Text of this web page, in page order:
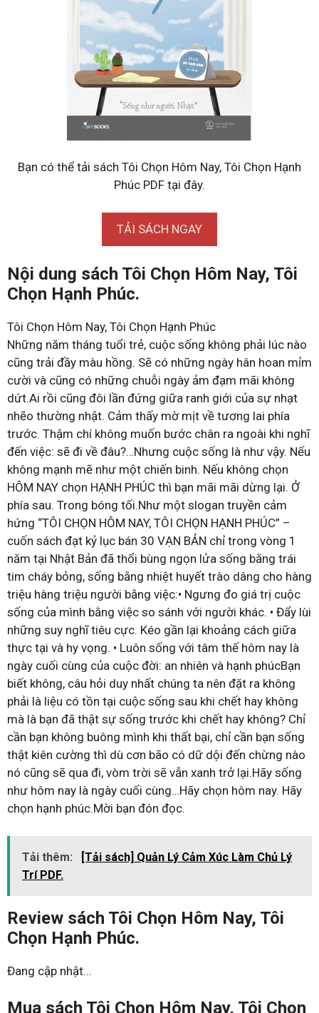
Bạn có thể tải sách Tôi Chọn Hôm Nay, Tôi Chọn Hạnh
Phúc PDF tại đây.
TẢI SÁCH NGAY
Nội dung sách Tôi Chọn Hôm Nay, Tôi
Chọn Hạnh Phúc.
Tôi Chọn Hôm Nay, Tôi Chọn Hạnh Phúc
Những năm tháng tuổi trẻ, cuộc sống không phải lúc nào
cũng trải đầy màu hồng. Sẽ có những ngày hân hoan mỉm
cười và cũng có những chuỗi ngày ảm đạm mãi không
dứt.Ai rồi cũng đôi lần đứng giữa ranh giới của sự nhạt
nhẽo thường nhật. Cảm thấy mờ mịt về tương lai phía
trước. Thậm chí không muốn bước chân ra ngoài khi nghĩ
đến việc: sẽ đi về đâu?…Nhưng cuộc sống là như vậy. Nếu
không mạnh mẽ như một chiến binh. Nếu không chọn
HÔM NAY chọn HẠNH PHÚC thì bạn mãi mãi dừng lại. Ở
phía sau. Trong bóng tối.Như một slogan truyền cảm
hứng “TÔI CHỌN HÔM NAY, TÔI CHỌN HẠNH PHÚC” –
cuốn sách đạt kỷ lục bán 30 VẠN BẢN chỉ trong vòng 1
năm tại Nhật Bản đã thổi bùng ngọn lửa sống bằng trái
tim cháy bỏng, sống bằng nhiệt huyết trào dâng cho hàng
triệu hàng triệu người bằng việc:• Ngưng đo giá trị cuộc
sống của mình bằng việc so sánh với người khác. • Đẩy lùi
những suy nghĩ tiêu cực. Kéo gần lại khoảng cách giữa
thực tại và hy vọng. • Luôn sống với tâm thế hôm nay là
ngày cuối cùng của cuộc đời: an nhiên và hạnh phúcBạn
biết không, câu hỏi duy nhất chúng ta nên đặt ra không
phải là liệu có tồn tại cuộc sống sau khi chết hay không
mà là bạn đã thật sự sống trước khi chết hay không? Chỉ
cần bạn không buông mình khi thất bại, chỉ cần bạn sống
thật kiên cường thì dù cơn bão có dữ dội đến chừng nào
nó cũng sẽ qua đi, vòm trời sẽ vẫn xanh trở lại.Hãy sống
như hôm nay là ngày cuối cùng…Hãy chọn hôm nay. Hãy
chọn hạnh phúc.Mời bạn đón đọc.
Tải thêm:
[Tải sách] Quản Lý Cảm Xúc Làm Chủ Lý
Trí PDF.
Review sách Tôi Chọn Hôm Nay, Tôi
Chọn Hạnh Phúc.
Đang cập nhật…
Mua sách Tôi Chọn Hôm Nay, Tôi Chọn